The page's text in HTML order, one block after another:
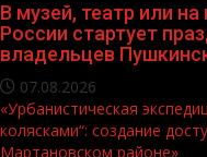
В музей, театр или
России стартует
владельцев
07.08.2026
«Урбанистическая
колясками“: создание
Мартановском районе»